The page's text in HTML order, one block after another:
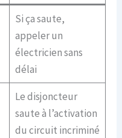
Si ça saute,
appeler un
électricien sans
délai
Le disjoncteur
saute à l’activation
du circuit incriminé